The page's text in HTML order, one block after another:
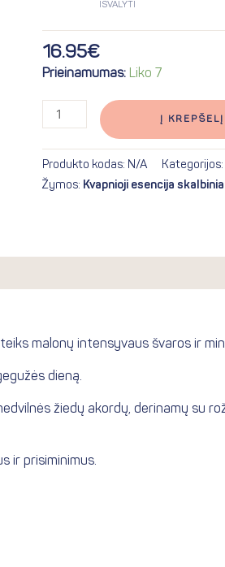
IŠVALYTI
16.95€
Prieinamumas: Liko 7
Į KREPŠELĮ
Produkto kodas: N/A Kategorijos:
Žymos: Kvapnioji esencija
malonų intensyvaus švaros ir
dieną.
žiedų akordų, derinamų su
ir prisiminimus.